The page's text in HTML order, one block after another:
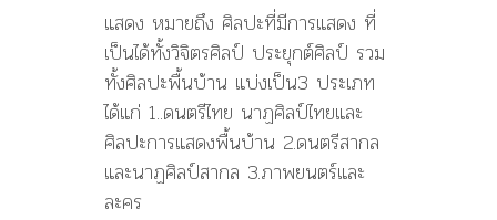
แสดง หมายถึง ศิลปะที่มีการแสดง ที่
เป็นได้ทั้งวิจิตรศิลป์ ประยุกต์ศิลป์ รวม
ทั้งศิลปะพื้นบ้าน แบ่งเป็น3 ประเภท
ได้แก่ 1..ดนตรีไทย นาฏศิลป์ไทยและ
ศิลปะการแสดงพื้นบ้าน 2.ดนตรีสากล
และนาฏศิลป์สากล 3.ภาพยนตร์และ
ละคร